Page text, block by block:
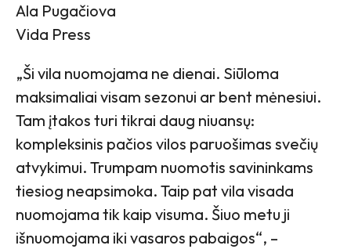
Ala Pugačiova
Vida Press
„Ši vila nuomojama ne dienai. Siūloma
maksimaliai visam sezonui ar bent mėnesiui.
Tam įtakos turi tikrai daug niuansų:
kompleksinis pačios vilos paruošimas svečių
atvykimui. Trumpam nuomotis savininkams
tiesiog neapsimoka. Taip pat vila visada
nuomojama tik kaip visuma. Šiuo metu ji
išnuomojama iki vasaros pabaigos“, –